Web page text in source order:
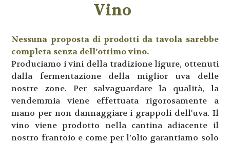
Vino
Nessuna proposta di prodotti da tavola sarebbe
completa senza dell’ottimo vino.
Produciamo i vini della tradizione ligure, ottenuti
dalla fermentazione della miglior uva delle
nostre zone. Per salvaguardare la qualità, la
vendemmia viene effettuata rigorosamente a
mano per non dannaggiare i grappoli dell'uva. Il
vino viene prodotto nella cantina adiacente il
nostro frantoio e come per l’olio garantiamo solo